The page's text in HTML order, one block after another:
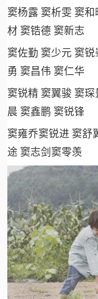
窦杨露 窦析雯 窦
材 窦锆德 窦新志
窦佐勤 窦少元 窦
勇 窦昌伟 窦仁华
窦锐精 窦翼骏 窦
晨 窦鑫鹏 窦锐锋
窦雍乔窦锐进 窦舒
途 窦志剑窦零羡